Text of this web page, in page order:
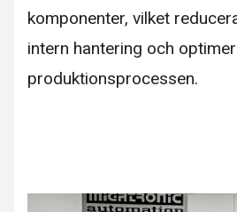
komponenter, vilket
intern hantering och
produktionsprocessen.